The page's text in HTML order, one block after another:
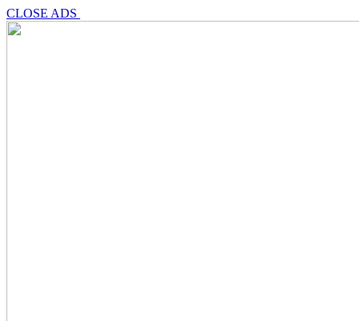
CLOSE ADS